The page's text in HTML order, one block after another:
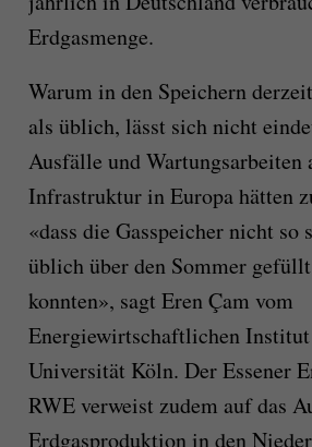
Erdgasmenge.
Warum in den Speichern
als üblich, lässt sich nicht
Ausfälle und Wartungsarbeiten
Infrastruktur in Europa hätten
«dass die Gasspeicher nicht so
üblich über den Sommer
konnten», sagt Eren Çam vom
Energiewirtschaftlichen Institut
Universität Köln. Der Essener
RWE verweist zudem auf das
Erdgasproduktion in den